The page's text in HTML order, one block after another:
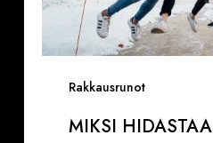
Rakkausrunot
MIKSI HIDASTAA